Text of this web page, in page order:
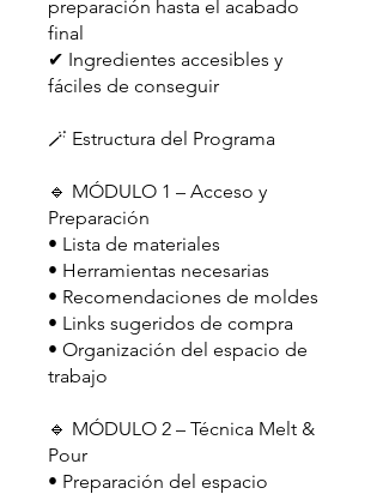
preparación hasta el acabado
final
✔ Ingredientes accesibles y
fáciles de conseguir
🪄 Estructura del Programa
🔹 MÓDULO 1 – Acceso y
Preparación
• Lista de materiales
• Herramientas necesarias
• Recomendaciones de moldes
• Links sugeridos de compra
• Organización del espacio de
trabajo
🔹 MÓDULO 2 – Técnica Melt &
Pour
• Preparación del espacio